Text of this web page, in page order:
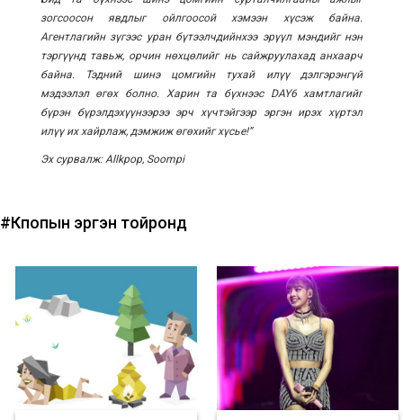
зогсоосон явдлыг ойлгоосой хэмээн хүсэж байна.
Агентлагийн зүгээс уран бүтээлчдийнхээ эрүүл мэндийг нэн
тэргүүнд тавьж, орчин нөхцөлийг нь сайжруулахад анхаарч
байна. Тэдний шинэ цомгийн тухай илүү дэлгэрэнгүй
мэдээлэл өгөх болно. Харин та бүхнээс DAY6 хамтлагийг
бүрэн бүрэлдэхүүнээрээ эрч хүчтэйгээр эргэн ирэх хүртэл
илүү их хайрлаж, дэмжиж өгөхийг хүсье!”
Эх сурвалж: Allkpop, Soompi
#Кпопын эргэн тойронд